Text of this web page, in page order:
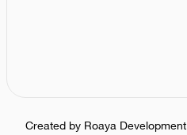
Created by Roaya Development